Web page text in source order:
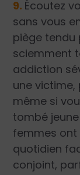
9. Écoutez
sans vous
piège tendu
sciemment
addiction
une victime,
même si
tombé
femmes
quotidien
conjoint,